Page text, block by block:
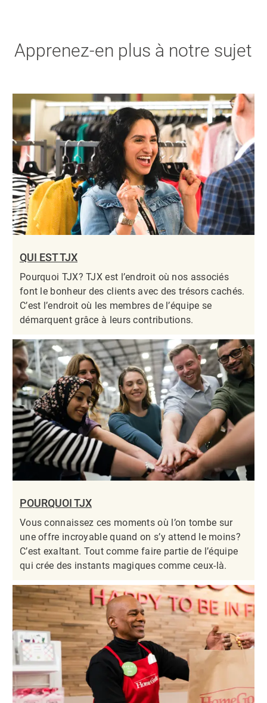
Apprenez-en plus à notre sujet
QUI EST TJX
Pourquoi TJX? TJX est l’endroit où nos associés
font le bonheur des clients avec des trésors cachés.
C’est l’endroit où les membres de l’équipe se
démarquent grâce à leurs contributions.​​​​​​​
POURQUOI TJX
Vous connaissez ces moments où l’on tombe sur
une offre incroyable quand on s’y attend le moins?
C’est exaltant. Tout comme faire partie de l’équipe
qui crée des instants magiques comme ceux-là.​​​​​​​